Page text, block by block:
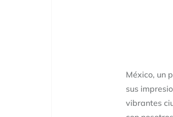
México, un
sus
vibrantes